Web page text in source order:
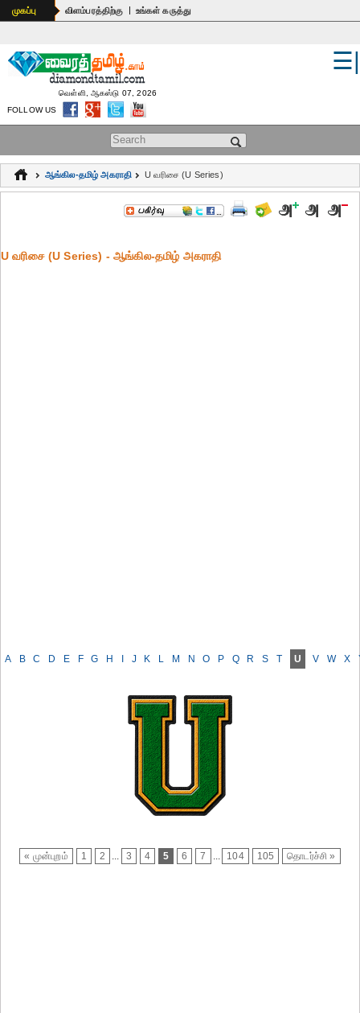
உலகம்
பொதுஅறிவு
கல்வி
ஆன்மிகம்
மருத்துவம்
முகப்பு விளம்பரத்திற்கு | உங்கள் கருத்து
Search form
☰|
வெள்ளி, ஆகஸ்டு 07, 2026
FOLLOW US
ஆங்கில-தமிழ் அகராதி U வரிசை (U Series)
U வரிசை (U Series) - ஆங்கில-தமிழ் அகராதி
A B C D E F G H J K L M N O P Q R S T U V W X
« முன்புறம் 1 2 ... 3 4 5 6 7 ... 104 105 தொடர்ச்சி »